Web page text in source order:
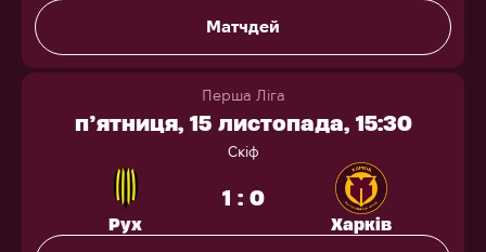
Матчдей
Перша Ліга
п’ятниця, 15 листопада, 15:30
Скіф
Рух
1 : 0
Харків